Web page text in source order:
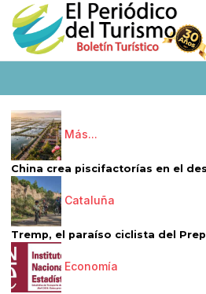
Más...
China crea piscifactorías en el
Cataluña
Tremp, el paraíso ciclista del
Economía